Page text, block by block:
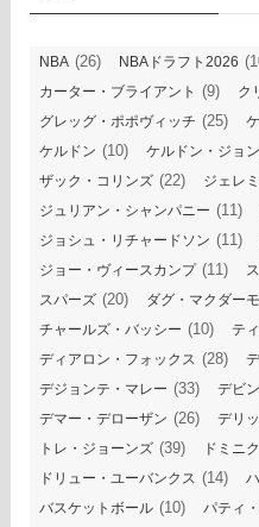
NBA (26) NBAドラフト2026
カーター・ブライアント (9) ク
グレッグ・ポポヴィッチ (25)
ケルドン (10) ケルドン・ジョ
ザック・コリンズ (22) ジェレ
ジュリアン・シャンパニー (11)
ジョシュ・リチャードソン (11)
ジョー・ヴィースカンプ(11)
スパーズ (20) ダグ・マクダー
チャールズ・バッシー (10) テ
ディアロン・フォックス (28)
デジョンテ・マレー (33) デビ
デマー・デローザン (26) デリ
トレ・ジョーンズ (39) ドミニ
ドリュー・ユーバンクス (14)
バスケットボール (10) パティ